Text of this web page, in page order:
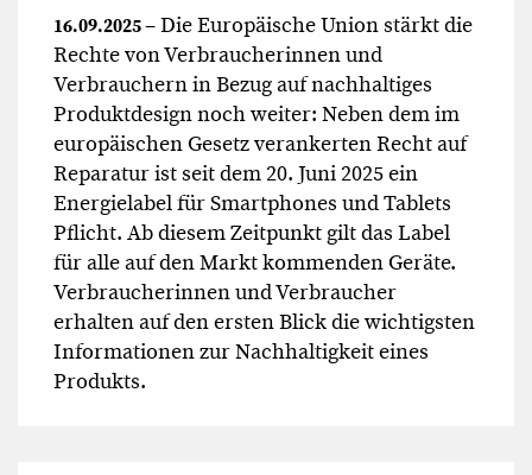
16.09.2025– Die Europäische Union stärkt die
Rechte von Verbraucherinnen und
Verbrauchern in Bezug auf nachhaltiges
Produktdesign noch weiter: Neben dem im
europäischen Gesetz verankerten Recht auf
Reparatur ist seit dem 20. Juni 2025 ein
Energielabel für Smartphones und Tablets
Pflicht. Ab diesem Zeitpunkt gilt das Label
für alle auf den Markt kommenden Geräte.
Verbraucherinnen und Verbraucher
erhalten auf den ersten Blick die wichtigsten
Informationen zur Nachhaltigkeit eines
Produkts.